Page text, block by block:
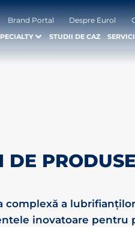
Brand Portal Despre Eurol
STUDII DE CAZ
DE
a
inovatoare pentru